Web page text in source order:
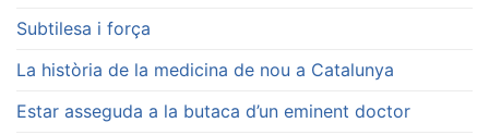
Subtilesa i força
La història de la medicina de nou a Catalunya
Estar asseguda a la butaca d’un eminent doctor